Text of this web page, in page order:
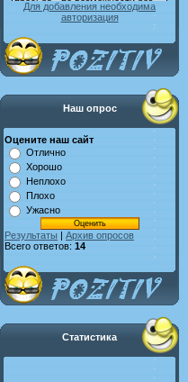
Для добавления необходима
авторизация
Наш опрос
Оцените наш сайт
Отлично
Хорошо
Неплохо
Плохо
Ужасно
Результаты | Архив опросов
Всего ответов: 14
Статистика